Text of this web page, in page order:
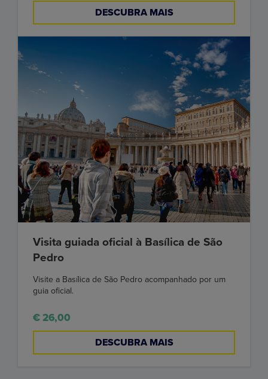
DESCUBRA MAIS
Visita guiada oficial à Basílica de São
Pedro
Visite a Basílica de São Pedro acompanhado por um
guia oficial.
€ 26,00
DESCUBRA MAIS